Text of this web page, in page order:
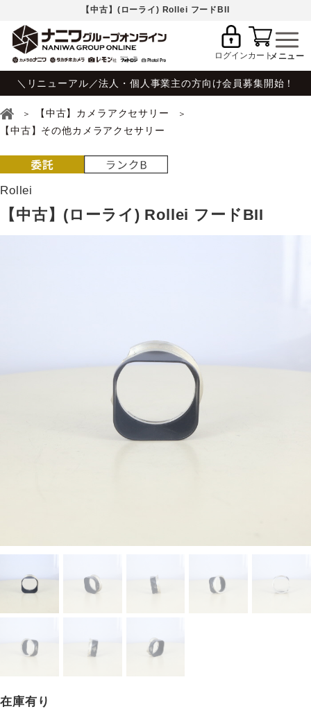
【中古】(ローライ) Rollei フードBII
ログインカート
＼リニューアル／法人・個人事業主の方向け会員募集開始！
【中古】カメラアクセサリー
【中古】その他カメラアクセサリー
Rollei
【中古】(ローライ) Rollei フードBII
在庫有り